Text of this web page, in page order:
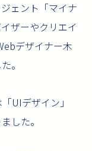
ェント「マイナ
ザーやクリエイ
デザイナー木
。
UIデザイン」
した。